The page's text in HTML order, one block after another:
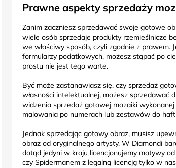
Prawne aspekty sprzedaży
Zanim zaczniesz sprzedawać swoje gotowe
wiele osób sprzedaje produkty rzemieślnicze
we właściwy sposób, czyli zgodnie z prawem.
formularzy podatkowych, możesz stąpać po
prostu nie jest tego warte.
Być może zastanawiasz się, czy sprzedaż
własności intelektualnej, możesz sprzedawać
widzenia sprzedaż gotowej mozaiki
malowania po numerach lub zestawów do
Jednak sprzedając gotowy obraz, musisz
obraz od oryginalnego artysty. W Diamondi
dotąd jedyni w kraju licencjonujemy motywy
czy Spidermanem z legalną licencją tylko w